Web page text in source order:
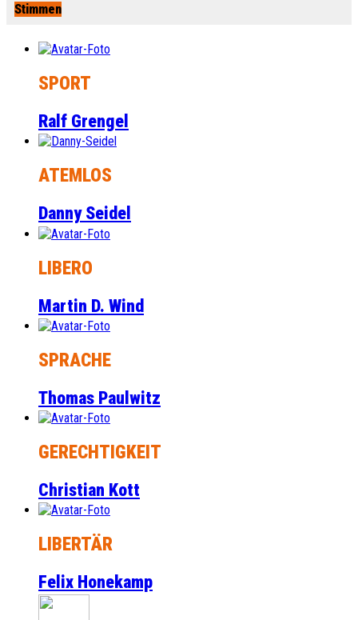
Stimmen
SPORT
Ralf Grengel
ATEMLOS
Danny Seidel
LIBERO
Martin D. Wind
SPRACHE
Thomas Paulwitz
GERECHTIGKEIT
Christian Kott
LIBERTÄR
Felix Honekamp